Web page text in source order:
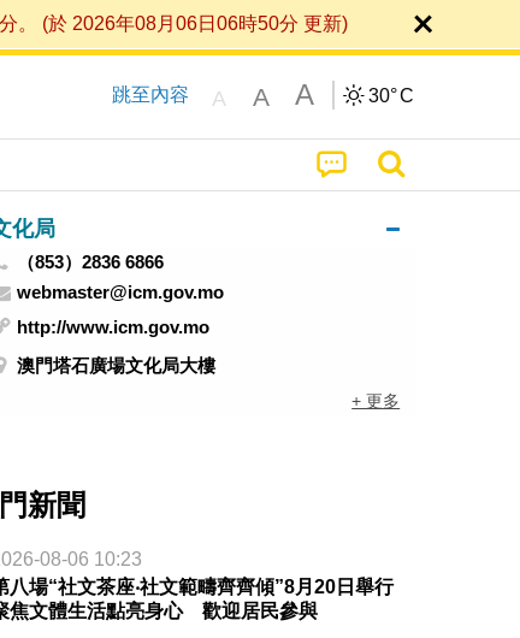
。 (於 2026年08月06日06時50分 更新)
跳至內容 A A A 30°C
化局
（853）2836 6866
webmaster@icm.gov.mo
http://www.icm.gov.mo
澳門塔石廣場文化局大樓
+ 更多
新聞
08-06 10:23
八場“社文茶座‧社文範疇齊齊傾”8月20日舉行
焦文體生活點亮身心 歡迎居民參與